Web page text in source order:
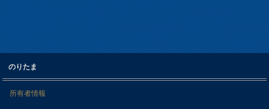
のりたま
所有者情報